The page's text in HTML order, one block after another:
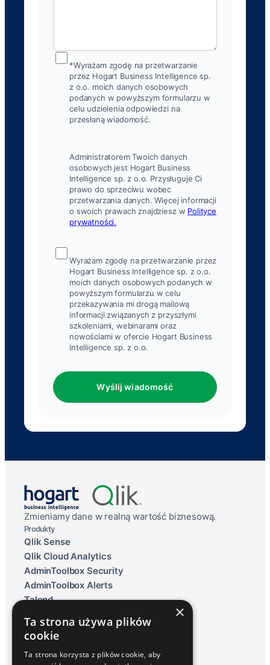
*Wyrażam zgodę na przetwarzanie
przez Hogart Business Intelligence sp.
z o.o. moich danych osobowych
podanych w powyższym formularzu w
celu udzielenia odpowiedzi na
przesłaną wiadomość.
Administratorem Twoich danych
osobowych jest Hogart Business
Intelligence sp. z o.o. Przysługuje Ci
prawo do sprzeciwu wobec
przetwarzania danych. Więcej informacji
o swoich prawach znajdziesz w Polityce
prywatności.
Wyrażam zgodę na przetwarzanie przez
Hogart Business Intelligence sp. z o.o.
moich danych osobowych podanych w
powyższym formularzu w celu
przekazywania mi drogą mailową
informacji związanych z przyszłymi
szkoleniami, webinarami oraz
nowościami w ofercie Hogart Business
Intelligence sp. z o.o.
Wyślij wiadomość
Zmieniamy dane w realną wartość biznesową.
Produkty
Qlik Sense
Qlik Cloud Analytics
AdminToolbox Security
AdminToolbox Alerts
Talend
Raportowanie ESG
Inphinity
Usługi i Rozwiązania
×
Ta strona używa plików
cookie
Ta strona korzysta z plików cookie, aby